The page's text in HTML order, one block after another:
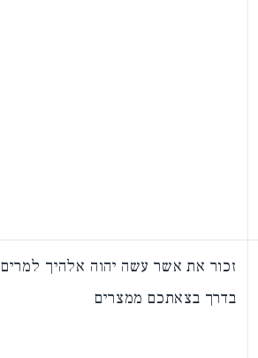
זכור את אשר עשה יהוה אלהיך למרים
בדרך בצאתכם ממצרים